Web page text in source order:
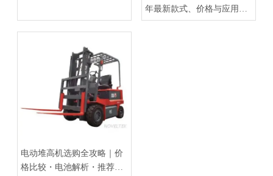
年最新款式、价格与应用全
解析
电动堆高机选购全攻略｜价
格比较・电池解析・推荐品